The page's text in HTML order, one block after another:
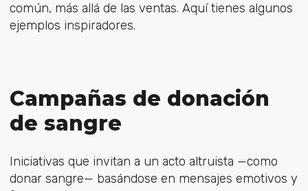
común, más allá de las ventas. Aquí tienes algunos
ejemplos inspiradores.
Campañas de donación
de sangre
Iniciativas que invitan a un acto altruista —como
donar sangre— basándose en mensajes emotivos y